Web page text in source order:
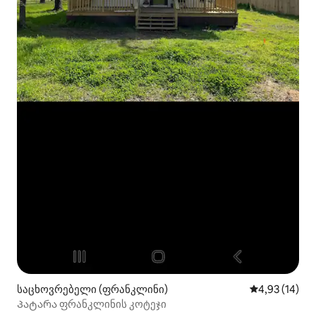
საცხოვრებელი (ფრანკლინი) საშუალო
4,93 (14)
Პატარა ფრანკლინის კოტეჯი